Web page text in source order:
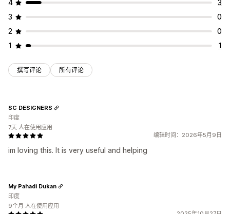
4
3
3
0
2
0
1
1
撰写评论 所有评论
编辑时间：2026年5月9日
im loving this. It is very useful and helping
SC DESIGNERS
印度
7天 人在使用应用
My Pahadi Dukan
印度
9个月 人在使用应用